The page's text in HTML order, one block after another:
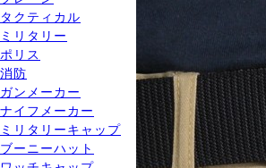
タクティカル
ミリタリー
ポリス
消防
ガンメーカー
ナイフメーカー
ミリタリーキャップ
ブーニーハット